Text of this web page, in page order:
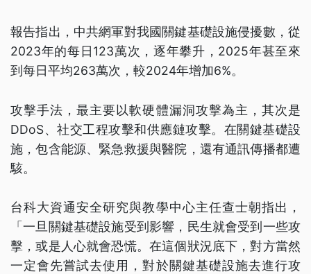
報告指出，中共網軍對我國關鍵基礎設施侵擾數，從
2023年的每日123萬次，逐年攀升，2025年甚至來
到每日平均263萬次，較2024年增加6%。
攻擊手法，最主要以軟硬體漏洞攻擊為主，其次是
DDoS、社交工程攻擊和供應鏈攻擊。在關鍵基礎設
施，包含能源、緊急救援與醫院，還有通訊傳播都遭
駭。
台科大資通安全研究與教學中心主任查士朝指出，
「一旦關鍵基礎設施受到影響，民生就會受到一些攻
擊，或是人心就會恐慌。在這個狀況底下，對方當然
一定會先嘗試去使用，對於關鍵基礎設施去進行攻